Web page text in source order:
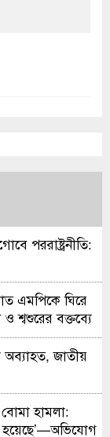
পররাষ্ট্রনীতি:
এমপিকে ঘিরে
ও শ্বশুরের বক্তব্যে
জাতীয়
হামলা:
হয়েছে’—অভিযোগ